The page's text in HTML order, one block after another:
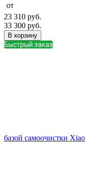
от
23 310 руб.
33 300 руб.
В корзину
Быстрый заказ
базой самоочистки